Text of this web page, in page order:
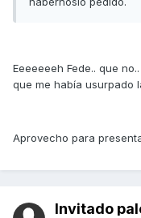
Eeeeeeeh Fede.. que
que me había usurpado
Aprovecho para
Invitado